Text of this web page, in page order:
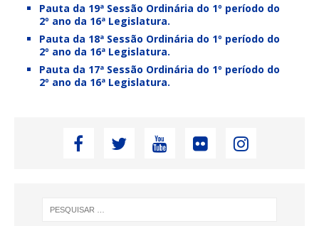
Pauta da 19ª Sessão Ordinária do 1º período do
2º ano da 16ª Legislatura.
Pauta da 18ª Sessão Ordinária do 1º período do
2º ano da 16ª Legislatura.
Pauta da 17ª Sessão Ordinária do 1º período do
2º ano da 16ª Legislatura.